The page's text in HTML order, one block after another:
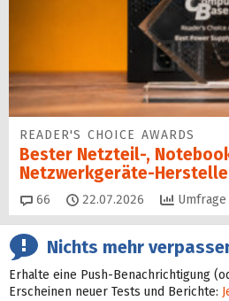
READER'S CHOICE AWARDS
Bester Netzteil-,
Netzwerkgeräte-
66 Kommentare
22.07.2026 Umfrage
Nichts mehr
Erhalte eine Push-Benachrichtigung
Erscheinen neuer Tests und Berichte: